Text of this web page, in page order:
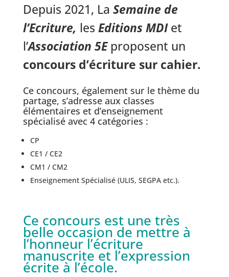
Depuis 2021, La Semaine de
l’Ecriture, les Editions MDIet
l’Association 5Eproposent un
concours d’écriture sur cahier.
Ce concours, également sur le thème du
partage, s’adresse aux classes
élémentaires et d’enseignement
spécialisé avec 4 catégories :
CP
CE1 / CE2
CM1 / CM2
Enseignement Spécialisé (ULIS, SEGPA etc.).
Ce concours est une très
belle occasion de mettre à
l’honneur l’écriture
manuscrite et l’expression
écrite à l’école.